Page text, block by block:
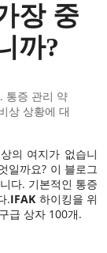
장 중
까?
통증 관리 약
상 상황에 대
의 여지가 없습니
일까요? 이 블로그
다. 기본적인 통증
.IFAK 하이킹을 위
급 상자 100개.